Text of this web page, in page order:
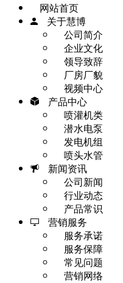
网站首页
关于慧博
公司简介
企业文化
领导致辞
厂房厂貌
视频中心
产品中心
喷灌机类
潜水电泵
发电机组
喷头水管
新闻资讯
公司新闻
行业动态
产品常识
营销服务
服务承诺
服务保障
常见问题
营销网络